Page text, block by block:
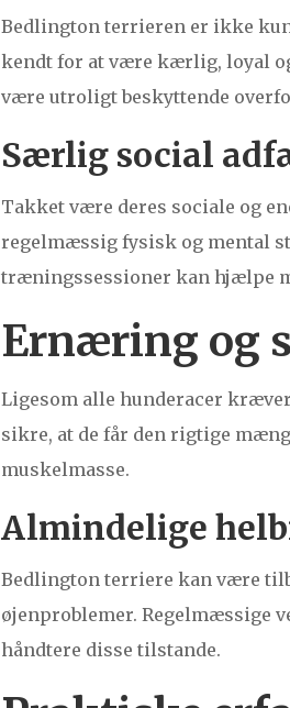
Bedlington terrieren er ikke
kendt for at være kærlig, loyal
være utroligt beskyttende
Særlig social
Takket være deres sociale og
regelmæssig fysisk og mental
træningssessioner kan hjælpe
Ernæring og
Ligesom alle hunderacer
sikre, at de får den rigtige
muskelmasse.
Almindelige
Bedlington terriere kan være
øjenproblemer. Regelmæssige
håndtere disse tilstande.